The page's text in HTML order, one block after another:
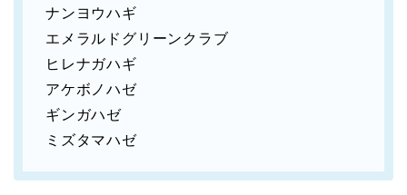
ナンヨウハギ
エメラルドグリーンクラブ
ヒレナガハギ
アケボノハゼ
ギンガハゼ
ミズタマハゼ